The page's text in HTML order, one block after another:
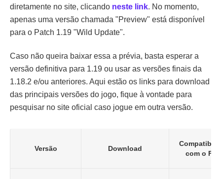
diretamente no site, clicando neste link. No momento,
apenas uma versão chamada "Preview" está disponível
para o Patch 1.19 "Wild Update".
Caso não queira baixar essa a prévia, basta esperar a
versão definitiva para 1.19 ou usar as versões finais da
1.18.2 e/ou anteriores. Aqui estão os links para download
das principais versões do jogo, fique à vontade para
pesquisar no site oficial caso jogue em outra versão.
Versão Download
com o